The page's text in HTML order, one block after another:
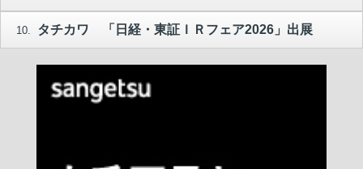
10. タチカワ 「日経・東証ＩＲフェア2026」出展